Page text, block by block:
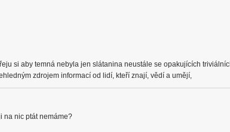
si aby temná nebyla jen slátanina neustále se opakujících
zdrojem informací od lidí, kteří znají, vědí a umějí,
na nic ptát nemáme?